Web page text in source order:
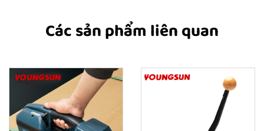
Các sản phẩm liên quan